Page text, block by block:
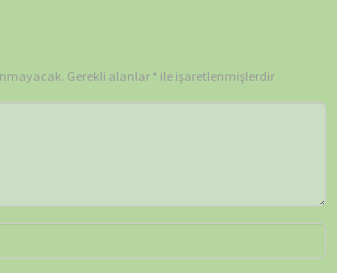
Gerekli alanlar * ile işaretlenmişlerdir